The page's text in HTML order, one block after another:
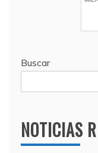
Buscar
NOTICIAS